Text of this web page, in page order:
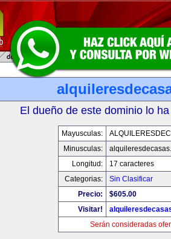
El dueño de este dominio lo
Mayusculas:
Minusculas:
Longitud:
17 caracteres
Categorias:
Sin Clasificar
Precio:
$605.00
Visitar!
Serán consideradas